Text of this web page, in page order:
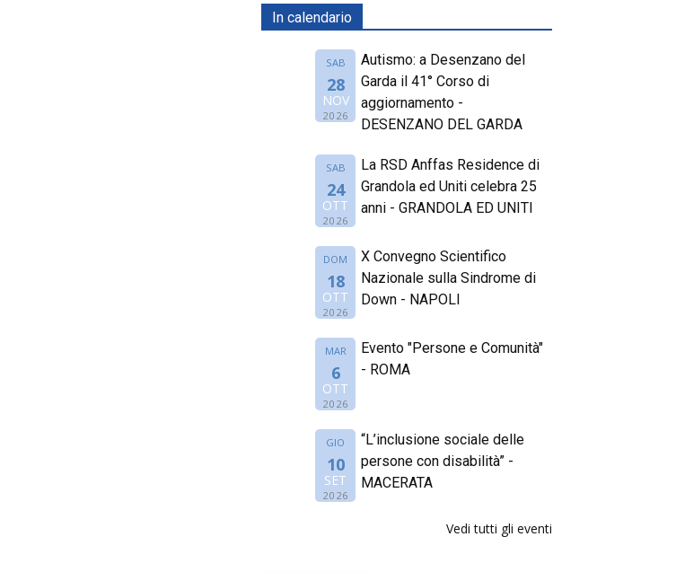
In calendario
SAB
28
NOV
2026
Autismo: a Desenzano del
Garda il 41° Corso di
aggiornamento -
DESENZANO DEL GARDA
SAB
24
OTT
2026
La RSD Anffas Residence di
Grandola ed Uniti celebra 25
anni - GRANDOLA ED UNITI
DOM
18
OTT
2026
X Convegno Scientifico
Nazionale sulla Sindrome di
Down - NAPOLI
MAR
6
OTT
2026
Evento "Persone e Comunità"
- ROMA
GIO
10
SET
2026
“L’inclusione sociale delle
persone con disabilità” -
MACERATA
Vedi tutti gli eventi